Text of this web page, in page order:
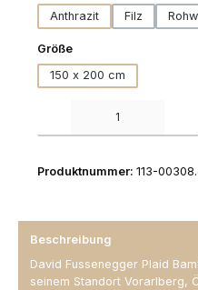
Anthrazit
Filz
Größeauswählen
150 x 200 cm
Produktnummer: 113-
Beschreibung
David Fussenegger Plaid
seinem Standort Vorarlberg,